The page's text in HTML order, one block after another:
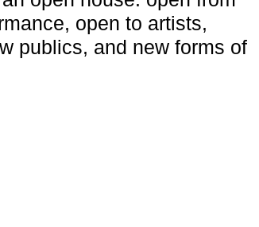
open to artists,
publics, and new forms of